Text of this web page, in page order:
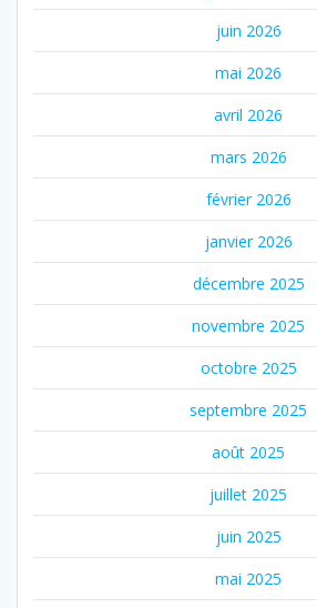
juin 2026
mai 2026
avril 2026
mars 2026
février 2026
janvier 2026
décembre 2025
novembre 2025
octobre 2025
septembre 2025
août 2025
juillet 2025
juin 2025
mai 2025